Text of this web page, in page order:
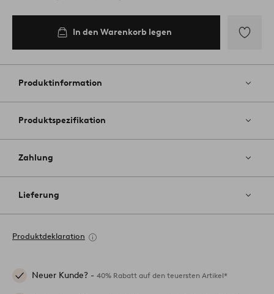
In den Warenkorb legen
Favoriten
Produktinformation
Produktspezifikation
Zahlung
Lieferung
Produktdeklaration
Neuer Kunde? - 40% Rabatt auf den teuersten Artikel*